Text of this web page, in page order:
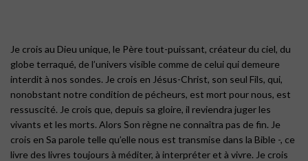
Je crois au Dieu unique, le Père tout-puissant, créateur du ciel, du
globe terraqué, de l’univers visible comme de celui qui demeure
interdit à nos sondes. Je crois en Jésus-Christ, son seul Fils, qui,
nonobstant notre condition de pécheurs, est mort pour nous, est
ressuscité. Je crois que, depuis sa gloire, il reviendra juger les
vivants et les morts. Alors Son règne ne connaîtra pas de fin. Je
crois en Sa parole telle qu’elle nous est transmise dans la Bible -, ce
livre des livres toujours à méditer, à interpréter et à vivre. Je crois